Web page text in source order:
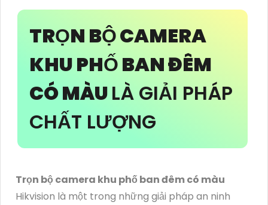
TRỌN BỘ CAMERA
KHU PHỐ BAN ĐÊM
CÓ MÀULÀ GIẢI PHÁP
CHẤT LƯỢNG
Trọn bộ camera khu phố ban đêm có màu
Hikvision là một trong những giải pháp an ninh